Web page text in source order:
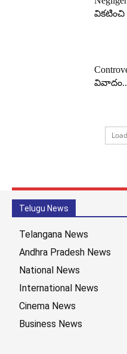
వికటించి
వివాదం..
Telugu News
Telangana News
Andhra Pradesh News
National News
International News
Cinema News
Business News